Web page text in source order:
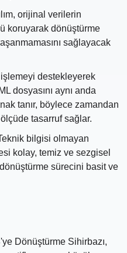
orijinal verilerin
koruyarak dönüştürme
sağlayacak
destekleyerek
dosyasını aynı anda
tanır, böylece zamandan
tasarruf sağlar.
bilgisi olmayan
kolay, temiz ve sezgisel
sürecini basit ve
Dönüştürme Sihirbazı,